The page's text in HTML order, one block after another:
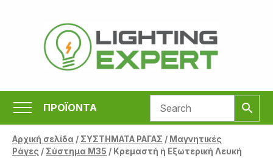
περιεχόμενο
ΠΡΟΪΟΝΤΑ
Αρχική σελίδα/ ΣΥΣΤΗΜΑΤΑ ΡΑΓΑΣ / Μαγνητικές
Ράγες / Σύστημα M35 / Κρεμαστή ή Εξωτερική Λευκή